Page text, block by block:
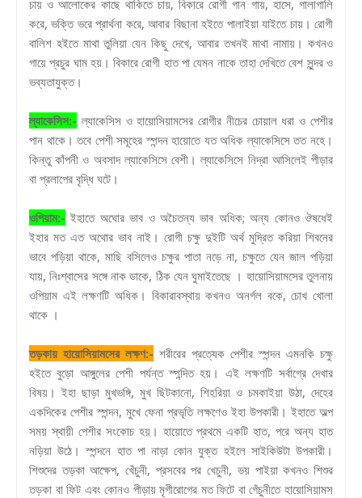
চায় ও আলোকের কাছে থাকিতে চায়, বিকারে রোগী গান গায়, হাসে, গালাগালি
করে, ভক্তি ভরে প্রার্থনা করে, আবার বিছানা হইতে পালাইয়া যাইতে চায়। রোগী
বালিশ হইতে মাথা তুলিয়া যেন কিছু দেখে, আবার তখনই মাথা নামায়। কখনও
গায়ে প্রচুর ঘাম হয়। বিকারে রোগী হাত পা যেমন নাকে তাহা দেখিতে বেশ সুন্দর ও
ভব্যতাযুক্ত।
ল্যাকেসিস:- ল্যাকেসিস ও হায়োসিয়ামসের রোগীর নীচের চোয়াল ধরা ও পেশীর
পান থাকে। তবে পেশী সমূহের স্পন্দন হায়োতে যত অধিক ল্যাকেসিসে তত নহে।
কিন্তু কাঁপনী ও অবসাদ ল্যাকেসিসে বেশী। ল্যাকেসিসে নিদ্রা আসিলেই পীড়ার
বা প্রলাপের বৃদ্ধি ঘটে।
ওপিয়াম:- ইহাতে অঘোর ভাব ও অচৈতন্য ভাব অধিক; অন্য কোনও ঔষধেই
ইহার মত এত অথোর ভাব নাই। রোগী চক্ষু দুইটি অর্থ মুদ্রিত করিয়া শিবনের
ভাবে পড়িয়া থাকে, মাছি বসিলেও চক্ষুর পাতা নড়ে না, চক্ষুতে যেন জাল পড়িয়া
যায়, নিঃশ্বাসের সঙ্গে নাক ডাকে, ঠিক যেন ঘুমাইতেছে । হায়োসিয়ামসের তুলনায়
ওপিয়াম এই লক্ষণটি অধিক। বিকারাবস্থায় কখনও অনর্গল বকে, চোখ খোলা
থাকে ।
তড়কায় হায়োসিয়ামসের লক্ষণ:- শরীরের প্রত্যেক পেশীর স্পন্দন এমনকি চক্ষু
হইতে বুড়ো আঙ্গুলের পেশী পর্যন্ত স্পন্দিত হয়। এই লক্ষণটি সর্বাগ্রে দেখার
বিষয়। ইহা ছাড়া মুখভঙ্গি, মুখ ছিটকানো, শিহরিয়া ও চমকাইয়া উঠা, দেহের
একদিকের পেশীর স্পন্দন, মুখে ফেনা প্রভৃতি লক্ষণেও ইহা উপকারী। ইহাতে অল্প
সময় স্থায়ী পেশীর সংকোচ হয়। হায়োতে প্রথমে একটি হাত, পরে অন্য হাত
নড়িয়া উঠে। স্পন্দনে হাত পা নাড়া কোন যুক্ত হইলে সাইকিউটা উপকারী।
শিশুদের তড়কা আক্ষেপ, খেঁচুনী, প্রসবের পর খেচুনী, ভয় পাইয়া কখনও শিশুর
তড়কা বা ফিট এবং কোনও পীড়ায় মৃগীরোগের মত ফিটে বা গেঁচুনীতে হায়োসিয়ামস